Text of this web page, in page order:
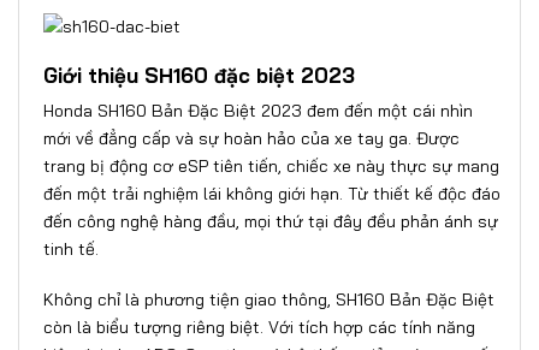
Giới thiệu SH160 đặc biệt 2023
Honda SH160 Bản Đặc Biệt 2023 đem đến một cái nhìn
mới về đẳng cấp và sự hoàn hảo của xe tay ga. Được
trang bị động cơ eSP tiên tiến, chiếc xe này thực sự mang
đến một trải nghiệm lái không giới hạn. Từ thiết kế độc đáo
đến công nghệ hàng đầu, mọi thứ tại đây đều phản ánh sự
tinh tế.
Không chỉ là phương tiện giao thông, SH160 Bản Đặc Biệt
còn là biểu tượng riêng biệt. Với tích hợp các tính năng